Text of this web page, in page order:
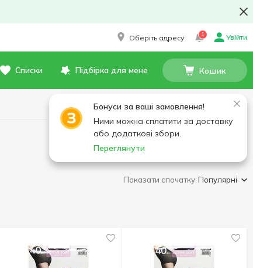
Оберіть адресу 1 Увійти
Списки Підбірка для мене Кошик
Бонуси за ваші замовлення!
Ними можна сплатити за доставку
або додаткові збори.
Переглянути
Показати спочатку:Популярні